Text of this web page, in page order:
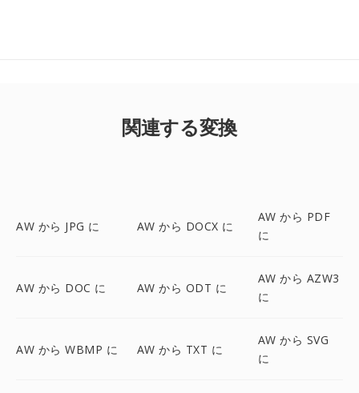
関連する変換
AW から JPG に AW から DOCX に
AW から PDF
に
AW から DOC に AW から ODT に
AW から AZW3
に
AW から WBMP に AW から TXT に
AW から SVG
に